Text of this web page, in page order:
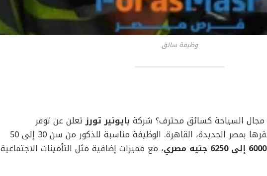
وظيفة سائق
السياحة كسائق محترف؟ شركة بايونير تورزتعلن عن توفر
في مقرها بمصر الجديدة، القاهرة. الوظيفة مناسبة للذكور من سن 30 إلى 50
6000 إلى 6250 جنيه مصري
، مع مميزات إضافية مثل التأمينات الاجتماعية